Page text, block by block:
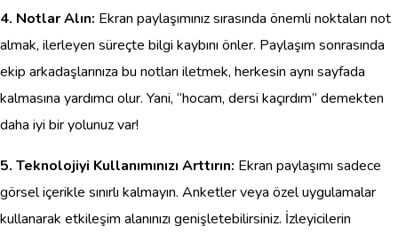
4. Notlar Alın: Ekran paylaşımınız sırasında önemli noktaları not
almak, ilerleyen süreçte bilgi kaybını önler. Paylaşım sonrasında
ekip arkadaşlarınıza bu notları iletmek, herkesin aynı sayfada
kalmasına yardımcı olur. Yani, “hocam, dersi kaçırdım” demekten
daha iyi bir yolunuz var!
5. Teknolojiyi Kullanımınızı Arttırın: Ekran paylaşımı sadece
görsel içerikle sınırlı kalmayın. Anketler veya özel uygulamalar
kullanarak etkileşim alanınızı genişletebilirsiniz. İzleyicilerin